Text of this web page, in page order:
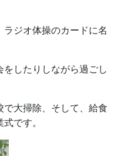
ジオ体操のカードに名
をしたりしながら過ごし
で大掃除、そして、給食
です。